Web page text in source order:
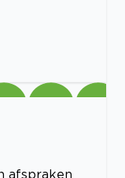
afspraken